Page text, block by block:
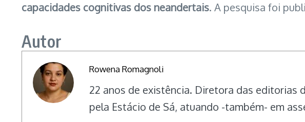
capacidades cognitivas dos neandertais. A pesquisa foi
Autor
Rowena Romagnoli
22 anos de existência. Diretora das editorias
pela Estácio de Sá, atuando -também- em